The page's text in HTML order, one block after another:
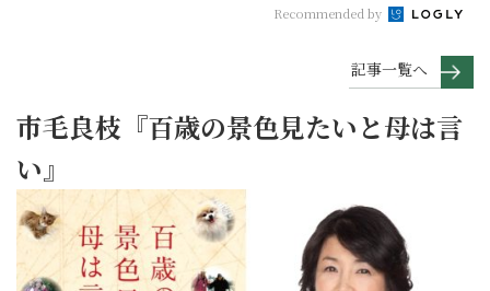
Recommended by
記事一覧へ
市毛良枝『百歳の景色見たいと母は言
い』